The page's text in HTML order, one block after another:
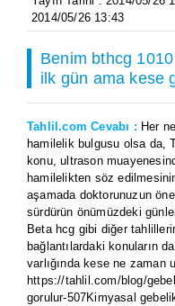
2014/05/26 13:43
Benim bthcg
ilk gün ama kese
Tahlil.com Cevabı : Her
hamilelik bulgusu olsa da,
konu, ultrason
hamilelikten söz edilmesinin
aşamada doktorunuzun
sürdürün önümüzdeki
Beta hcg gibi diğer
bağlantılardaki konuların
varlığında kese ne zaman
https://tahlil.com/blog/
gorulur-507Kimyasal